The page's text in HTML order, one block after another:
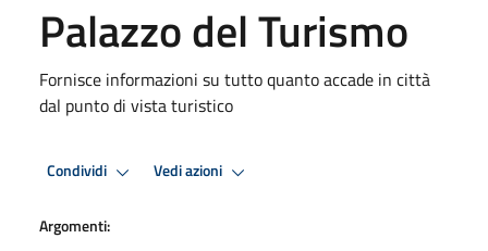
Palazzo del Turismo
Fornisce informazioni su tutto quanto accade in città
dal punto di vista turistico
Condividi Vedi azioni
Argomenti: